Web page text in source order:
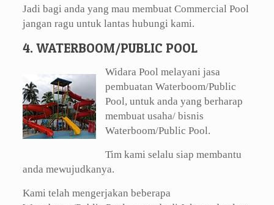
Jadi bagi anda yang mau membuat Commercial Pool
jangan ragu untuk lantas hubungi kami.
4. WATERBOOM/PUBLIC POOL
Widara Pool melayani jasa
pembuatan Waterboom/Public
Pool, untuk anda yang berharap
membuat usaha/ bisnis
Waterboom/Public Pool.
Tim kami selalu siap membantu
anda mewujudkanya.
Kami telah mengerjakan beberapa